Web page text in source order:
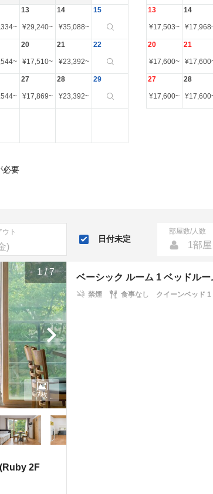
~
13
¥29,240~
14
¥35,088~
15
~
20
¥17,510~
21
¥23,392~
22
~
27
¥17,869~
28
¥23,392~
29
13
¥17,503~
14
¥17,968
20
¥17,600~
21
¥17,600
27
¥17,600~
28
¥17,600
必要
ト
日付未定
部屋数/人数
1部
1/7
2F
7枚
ベーシック ルーム 1 ベッドル
禁煙 食事なし
クイーンベッド 1